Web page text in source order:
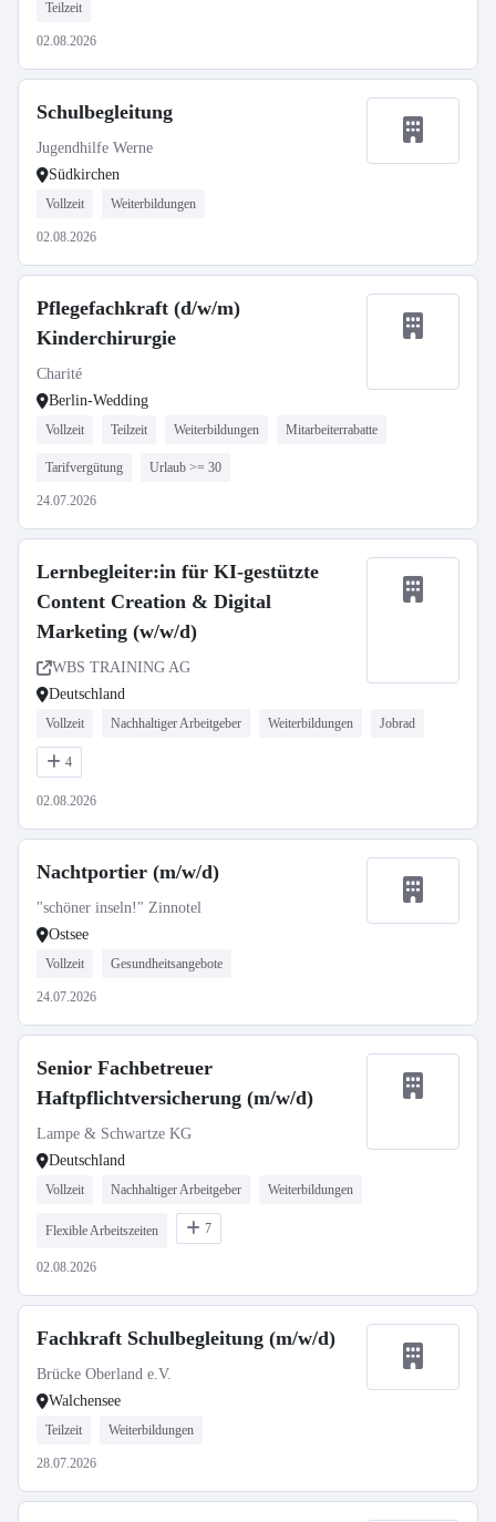
Teilzeit
02.08.2026
Schulbegleitung
Jugendhilfe Werne
Südkirchen
Vollzeit Weiterbildungen
02.08.2026
Pflegefachkraft (d/w/m)
Kinderchirurgie
Charité
Berlin-Wedding
Vollzeit Teilzeit Weiterbildungen Mitarbeiterrabatte
Tarifvergütung Urlaub >= 30
24.07.2026
Lernbegleiter:in für KI-gestützte
Content Creation & Digital
Marketing (w/w/d)
WBS TRAINING AG
Deutschland
Vollzeit Nachhaltiger Arbeitgeber Weiterbildungen Jobrad
4
02.08.2026
Nachtportier (m/w/d)
"schöner inseln!" Zinnotel
Ostsee
Vollzeit Gesundheitsangebote
24.07.2026
Senior Fachbetreuer
Haftpflichtversicherung (m/w/d)
Lampe & Schwartze KG
Deutschland
Vollzeit Nachhaltiger Arbeitgeber Weiterbildungen
Flexible Arbeitszeiten 7
02.08.2026
Fachkraft Schulbegleitung (m/w/d)
Brücke Oberland e.V.
Walchensee
Teilzeit Weiterbildungen
28.07.2026